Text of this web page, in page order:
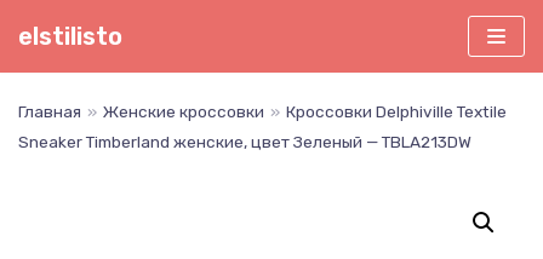
Перейти
elstilisto
Главная » Женские кроссовки » Кроссовки Delphiville Textile
Sneaker Timberland женские, цвет Зеленый — TBLA213DW